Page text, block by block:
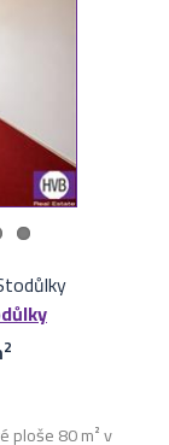
2
ploše 80 m² v